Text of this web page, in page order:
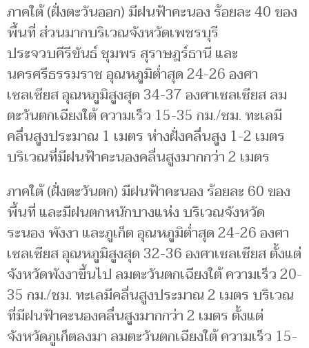
ภาคใต้ (ฝั่งตะวันออก) มีฝนฟ้าคะนอง ร้อยละ 40 ของ
พื้นที่ ส่วนมากบริเวณจังหวัดเพชรบุรี
ประจวบคีรีขันธ์ ชุมพร สุราษฎร์ธานี และ
นครศรีธรรมราช อุณหภูมิต่ำสุด 24-26 องศา
เซลเซียส อุณหภูมิสูงสุด 34-37 องศาเซลเซียส ลม
ตะวันตกเฉียงใต้ ความเร็ว 15-35 กม./ชม. ทะเลมี
คลื่นสูงประมาณ 1 เมตร ห่างฝั่งคลื่นสูง 1-2 เมตร
บริเวณที่มีฝนฟ้าคะนองคลื่นสูงมากกว่า 2 เมตร
ภาคใต้ (ฝั่งตะวันตก) มีฝนฟ้าคะนอง ร้อยละ 60 ของ
พื้นที่ และมีฝนตกหนักบางแห่ง บริเวณจังหวัด
ระนอง พังงา และภูเก็ต อุณหภูมิต่ำสุด 24-26 องศา
เซลเซียส อุณหภูมิสูงสุด 32-36 องศาเซลเซียส ตั้งแต่
จังหวัดพังงาขึ้นไป ลมตะวันตกเฉียงใต้ ความเร็ว 20-
35 กม./ชม. ทะเลมีคลื่นสูงประมาณ 2 เมตร บริเวณ
ที่มีฝนฟ้าคะนองคลื่นสูงมากกว่า 2 เมตร ตั้งแต่
จังหวัดภูเก็ตลงมา ลมตะวันตกเฉียงใต้ ความเร็ว 15-